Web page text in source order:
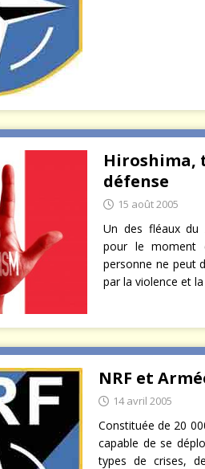
Hiroshima,
défense
15 août 2005
Un des fléaux du
pour le moment
personne ne peut
par la violence et
NRF et
14 avril 2005
Constituée de 20
capable de se
types de crises,